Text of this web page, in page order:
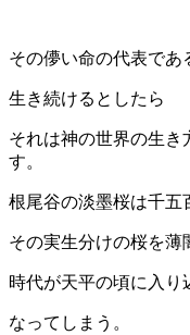
その儚い命の代表であ
生き続けるとしたら
それは神の世界の生
す。
根尾谷の淡墨桜は千五
その実生分けの桜を薄
時代が天平の頃に入り
なってしまう。